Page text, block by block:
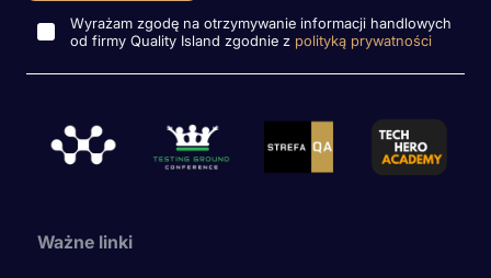
Wyrażam zgodę na otrzymywanie informacji handlowych
od firmy Quality Island zgodnie z polityką prywatności
Ważne linki